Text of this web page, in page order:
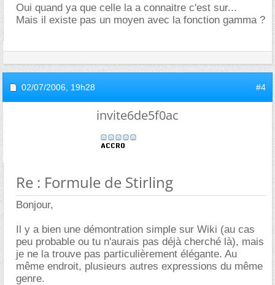
Oui quand ya que celle la a connaitre c'est sur...
Mais il existe pas un moyen avec la fonction gamma ?
02/07/2006, 19h28 #4
invite6de5f0ac
Re : Formule de Stirling
Bonjour,
Il y a bien une démontration simple sur Wiki (au cas
peu probable ou tu n'aurais pas déjà cherché là), mais
je ne la trouve pas particulièrement élégante. Au
même endroit, plusieurs autres expressions du même
genre.